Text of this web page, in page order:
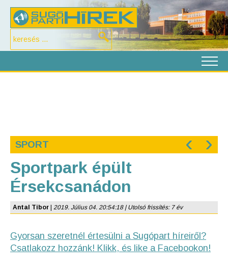
SPORT ‹ ›
Sportpark épült
Érsekcsanádon
Antal Tibor 2019. Július 04. 20:54:18 | Utolsó frissítés: 7 év
Gyorsan szeretnél értesülni a Sugópart híreiről?
Csatlakozz hozzánk! Klikk, és like a Facebookon!